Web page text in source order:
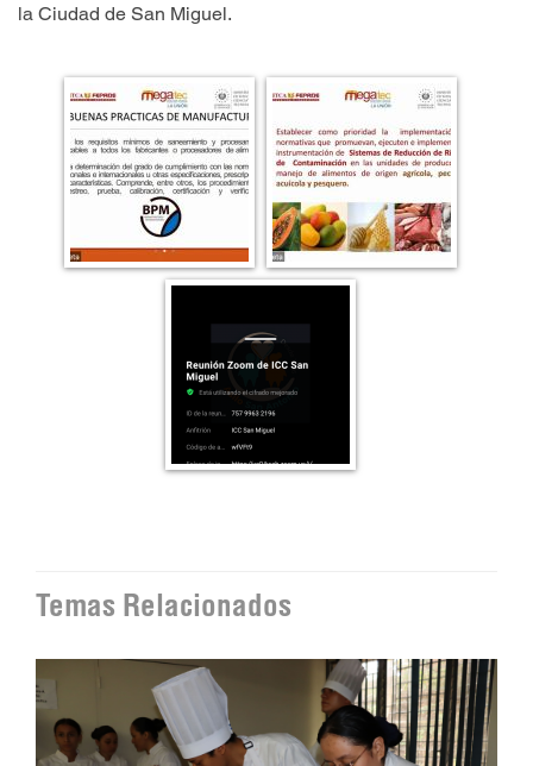
la Ciudad de San Miguel.
Temas Relacionados